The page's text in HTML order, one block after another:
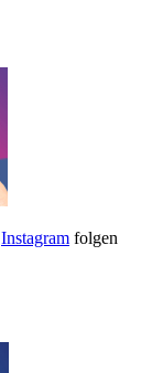
Instagram folgen